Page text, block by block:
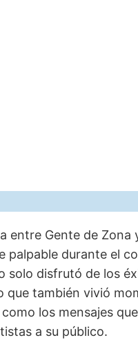
entre Gente de Zona
palpable durante el
solo disfrutó de los
que también vivió
los mensajes
a su público.